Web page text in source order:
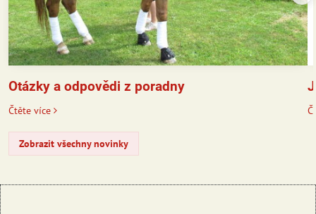
Otázky a odpovědi z poradny
Čtěte více
Zobrazit všechny novinky